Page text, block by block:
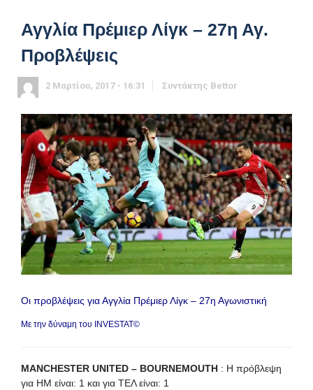
Αγγλία Πρέμιερ Λίγκ – 27η Αγ.
Προβλέψεις
2 Μαρτίου, 2017 - 16:31 Συντάκτης Bettor
Οι προβλέψεις για Αγγλία Πρέμιερ Λίγκ – 27η Αγωνιστική
Με την δύναμη του INVESTAT©
MANCHESTER UNITED – BOURNEMOUTH : Η πρόβλεψη
για HΜ είναι: 1 και για ΤΕΛ είναι: 1